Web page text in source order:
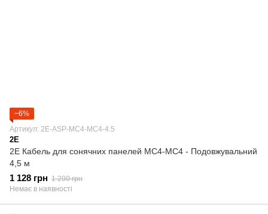
−6%
Артикул: 2E-ASP-MC4-MC4-4.5
2E
2E Кабель для сонячних панелей MC4-MC4 - Подовжувальний
4,5 м
1 128 грн 1 200 грн
Немає в наявності